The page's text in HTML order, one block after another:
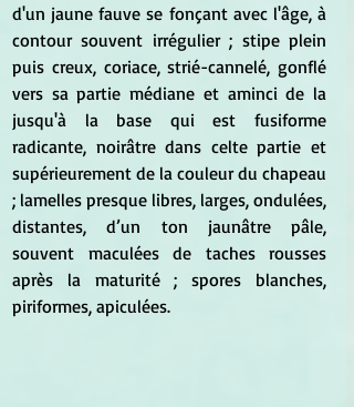
d'un jaune fauve se fonçant avec l'âge, à
contour souvent irrégulier ; stipe plein
puis creux, coriace, strié-cannelé, gonflé
vers sa partie médiane et aminci de la
jusqu'à la base qui est fusiforme
radicante, noirâtre dans celte partie et
supérieurement de la couleur du chapeau
; lamelles presque libres, larges, ondulées,
distantes, d’un ton jaunâtre pâle,
souvent maculées de taches rousses
après la maturité ; spores blanches,
piriformes, apiculées.